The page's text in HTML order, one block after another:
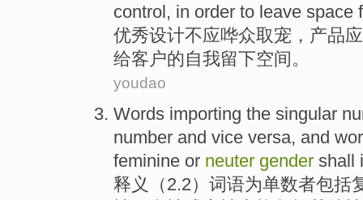
control, in order to leave space
优秀设计不应哗众取宠， 产品应
给客户的自我留下空间。
youdao
Words importing the singular
number and vice versa, and
feminine or neuter gender shall
释义（2.2） 词语为单数者包括